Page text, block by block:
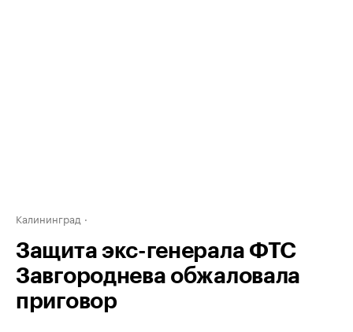
Калининград
Защита экс-генерала ФТС
Завгороднева обжаловала
приговор